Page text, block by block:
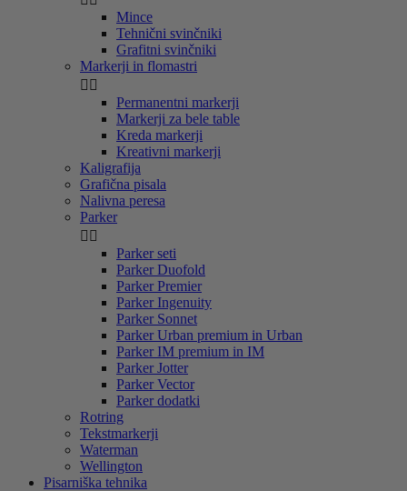
Mince
Tehnični svinčniki
Grafitni svinčniki
Markerji in flomastri
 
Permanentni markerji
Markerji za bele table
Kreda markerji
Kreativni markerji
Kaligrafija
Grafična pisala
Nalivna peresa
Parker
 
Parker seti
Parker Duofold
Parker Premier
Parker Ingenuity
Parker Sonnet
Parker Urban premium in Urban
Parker IM premium in IM
Parker Jotter
Parker Vector
Parker dodatki
Rotring
Tekstmarkerji
Waterman
Wellington
Pisarniška tehnika